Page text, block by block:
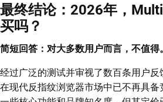
最终结论：2026年，
买吗？
简短回答：对大多数用户而言，不值得。
经过广泛的测试并审视了数百条用户
在现代反指纹浏览器市场中已不再具备